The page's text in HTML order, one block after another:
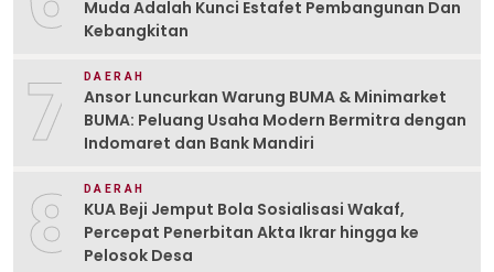
Muda Adalah Kunci Estafet Pembangunan Dan
Kebangkitan
7 DAERAH
Ansor Luncurkan Warung BUMA & Minimarket
BUMA: Peluang Usaha Modern Bermitra dengan
Indomaret dan Bank Mandiri
8 DAERAH
KUA Beji Jemput Bola Sosialisasi Wakaf,
Percepat Penerbitan Akta Ikrar hingga ke
Pelosok Desa